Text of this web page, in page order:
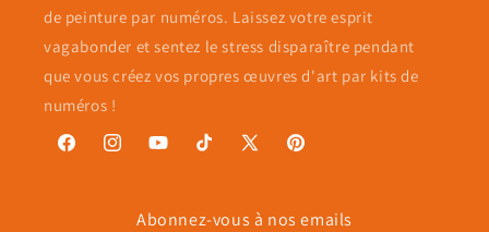
de peinture par numéros. Laissez votre esprit
vagabonder et sentez le stress disparaître pendant
que vous créez vos propres œuvres d'art par kits de
numéros !
FacebookInstagramYouTubeTikTok
X
Pinterest
Abonnez-vous à nos emails